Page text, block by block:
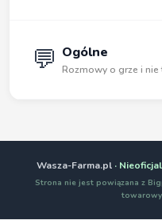
💬 Ogólne
Rozmowy o grze i nie
Wasza-Farma.pl·
Strona nie jest powiązana z